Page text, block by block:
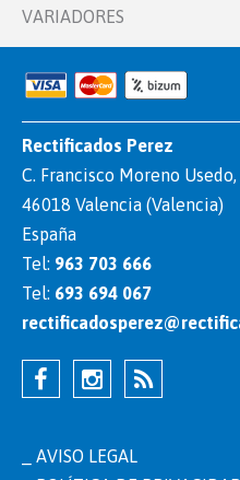
VARIADORES
Rectificados Perez
C. Francisco Moreno Usedo,
46018 Valencia (Valencia)
España
Tel: 963 703 666
Tel: 693 694 067
AVISO LEGAL